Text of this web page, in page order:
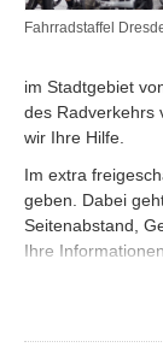
Fahrradstaffel
im Stadtgebiet
des Radverkehrs
wir Ihre Hilfe.
Im extra
geben. Dabei
Seitenabstand,
Ihre
benannten